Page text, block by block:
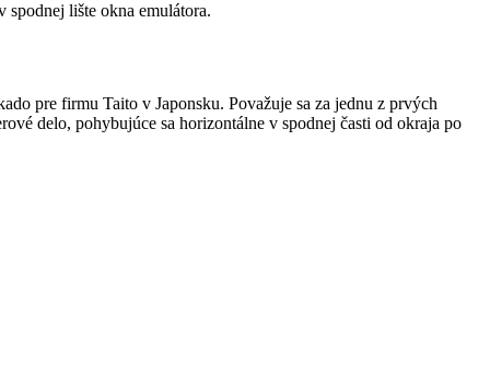
spodnej lište okna emulátora.
pre firmu Taito v Japonsku. Považuje sa za jednu z prvých
delo, pohybujúce sa horizontálne v spodnej časti od okraja po